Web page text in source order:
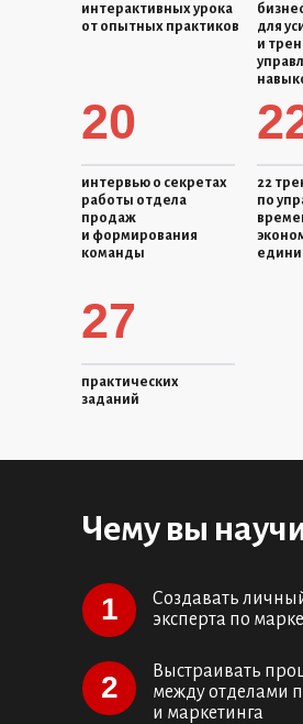
интерактивных урока
от опытных практиков
для
и
20
интервью о секретах
работы отдела
продаж
и формирования
команды
22
по
27
практических
заданий
Чему вы
1
Создавать
эксперта по
2
Выстраивать
между отделами
и маркетинга